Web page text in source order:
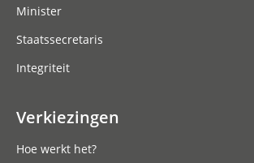
Minister
Staatssecretaris
Integriteit
Verkiezingen
Hoe werkt het?